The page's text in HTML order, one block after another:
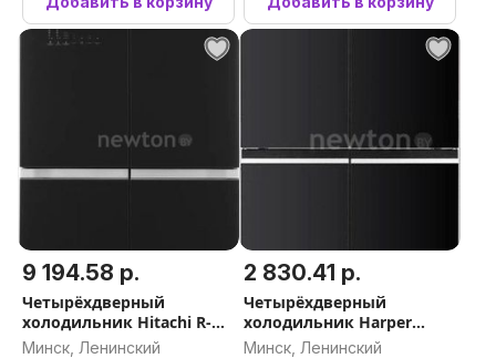
9 194.58 р.
Четырёхдверный
холодильник Hitachi R-
WB820VUC2GBK
Минск, Ленинский
2 830.41 р.
Четырёхдверный
холодильник Harper
RH6966BI (черный)
Минск, Ленинский